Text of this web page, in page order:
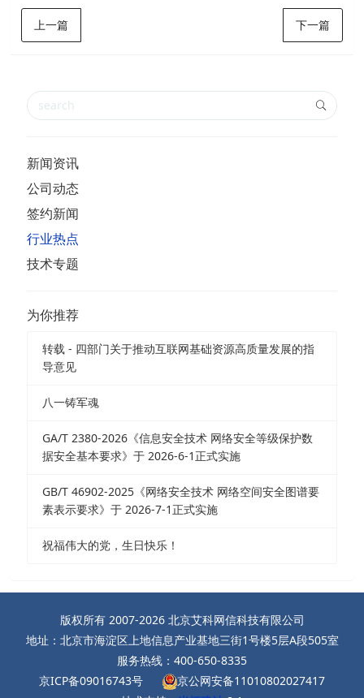
上一篇 下一篇
新闻资讯
公司动态
签约新闻
行业热点
技术专题
为你推荐
转载 - 四部门关于推动互联网基础资源高质量发展的指
导意见
八一铸军魂
GA/T 2380-2026《信息安全技术 网络安全等级保护数
据安全基本要求》于 2026-6-1正式实施
GB/T 46902-2025《网络安全技术 网络空间安全图谱要
素表示要求》于 2026-7-1正式实施
祝福伟大的党，生日快乐！
版权所有 2007-2026 北京艾科网信科技有限公司
地址：北京市海淀区上地信息产业基地三街1号楼5层A段505室
服务热线：400-650-8335
京ICP备09016743号
京公网安备11010802027417